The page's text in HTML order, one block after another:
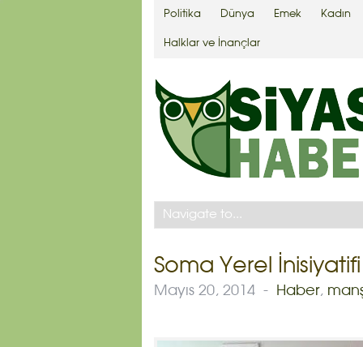
Politika Dünya Emek Kadın
Halklar ve İnançlar
Soma Yerel
Mayıs 20, 2014 - Haber,